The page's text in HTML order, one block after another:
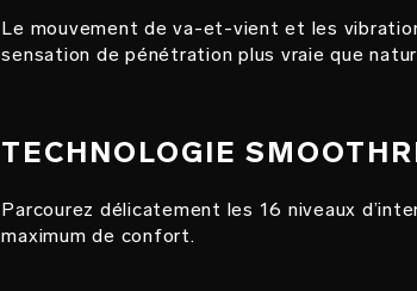
Le mouvement de va-et-vient et les
sensation de pénétration plus vraie que
TECHNOLOGIE
Parcourez délicatement les 16 niveaux
maximum de confort.